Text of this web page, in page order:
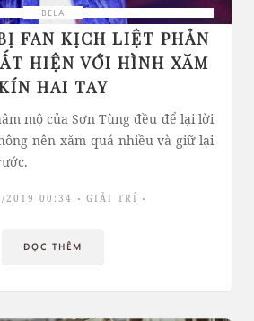
BELA
FAN KỊCH LIỆT PHẢN
HIỆN VỚI HÌNH XĂM
HAI TAY
mộ của Sơn Tùng đều để lại lời
nên xăm quá nhiều và giữ lại
2019 00:34 GIẢI TRÍ
ĐỌC THÊM